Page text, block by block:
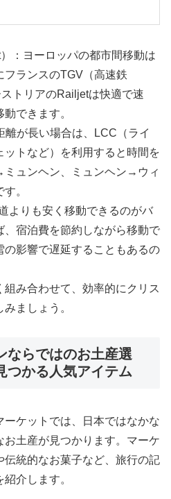
：ヨーロッパの都市間移動は
ランスのTGV（高速鉄
トリアのRailjetは快適で速
できます。
が長い場合は、LCC（ライ
トなど）を利用すると時間を
ュンヘン、ミュンヘン→ウィ
。
よりも安く移動できるのがバ
、宿泊費を節約しながら移動で
の影響で遅延することもあるの
組み合わせて、効率的にクリス
ましょう。
ならではのお土産選
つかる人気アイテム
ーケットでは、日本ではなかな
土産が見つかります。マーケ
伝統的なお菓子など、旅行の記
介します。